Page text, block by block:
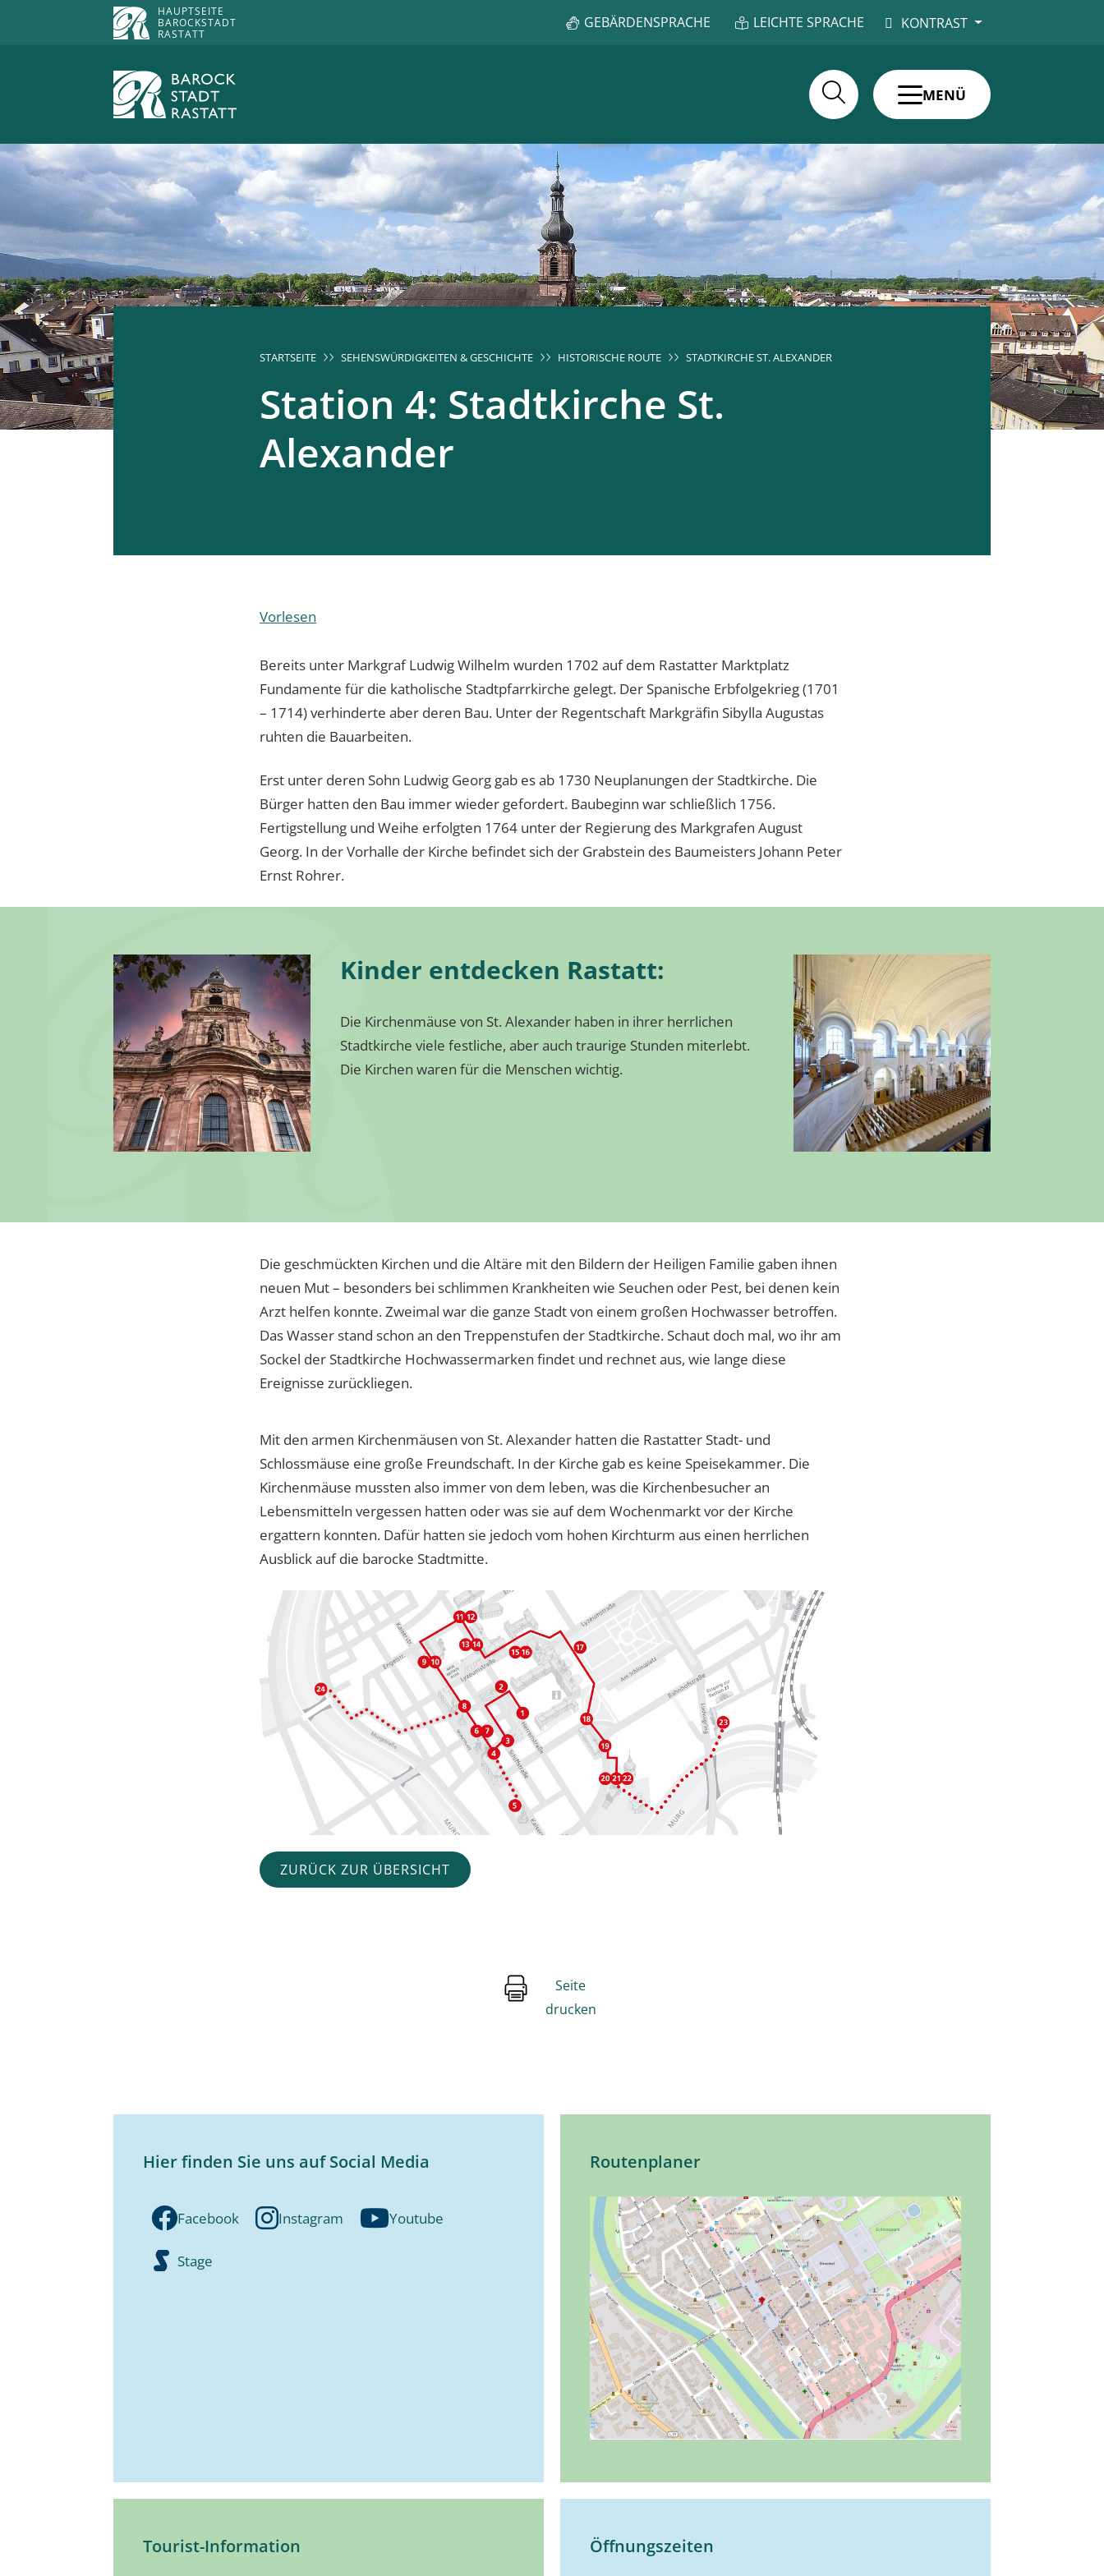
HAUPTSEITE
BAROCKSTADT
RASTATT
GEBÄRDENSPRACHE LEICHTE SPRACHE KONTRAST
MENÜ
STARTSEITE SEHENSWÜRDIGKEITEN & GESCHICHTE HISTORISCHE ROUTE STADTKIRCHE ST. ALEXANDER
Station 4: Stadtkirche St.
Alexander
Vorlesen
Bereits unter Markgraf Ludwig Wilhelm wurden 1702 auf dem Rastatter Marktplatz
Fundamente für die katholische Stadtpfarrkirche gelegt. Der Spanische Erbfolgekrieg (1701
– 1714) verhinderte aber deren Bau. Unter der Regentschaft Markgräfin Sibylla Augustas
ruhten die Bauarbeiten.
Erst unter deren Sohn Ludwig Georg gab es ab 1730 Neuplanungen der Stadtkirche. Die
Bürger hatten den Bau immer wieder gefordert. Baubeginn war schließlich 1756.
Fertigstellung und Weihe erfolgten 1764 unter der Regierung des Markgrafen August
Georg. In der Vorhalle der Kirche befindet sich der Grabstein des Baumeisters Johann Peter
Ernst Rohrer.
Kinder entdecken Rastatt:
Die Kirchenmäuse von St. Alexander haben in ihrer herrlichen
Stadtkirche viele festliche, aber auch traurige Stunden miterlebt.
Die Kirchen waren für die Menschen wichtig.
Die geschmückten Kirchen und die Altäre mit den Bildern der Heiligen Familie gaben ihnen
neuen Mut – besonders bei schlimmen Krankheiten wie Seuchen oder Pest, bei denen kein
Arzt helfen konnte. Zweimal war die ganze Stadt von einem großen Hochwasser betroffen.
Das Wasser stand schon an den Treppenstufen der Stadtkirche. Schaut doch mal, wo ihr am
Sockel der Stadtkirche Hochwassermarken findet und rechnet aus, wie lange diese
Ereignisse zurückliegen.
Mit den armen Kirchenmäusen von St. Alexander hatten die Rastatter Stadt- und
Schlossmäuse eine große Freundschaft. In der Kirche gab es keine Speisekammer. Die
Kirchenmäuse mussten also immer von dem leben, was die Kirchenbesucher an
Lebensmitteln vergessen hatten oder was sie auf dem Wochenmarkt vor der Kirche
ergattern konnten. Dafür hatten sie jedoch vom hohen Kirchturm aus einen herrlichen
Ausblick auf die barocke Stadtmitte.
ZURÜCK ZUR ÜBERSICHT
Seite
drucken
Hier finden Sie uns auf Social Media
Facebook Instagram Youtube
Stage
Routenplaner
Tourist-Information Öffnungszeiten